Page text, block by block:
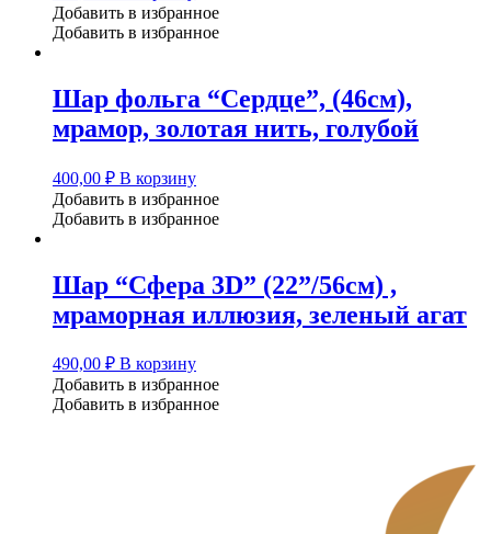
Добавить в избранное
Добавить в избранное
Шар фольга “Сердце”, (46см),
мрамор, золотая нить, голубой
400,00 ₽ В корзину
Добавить в избранное
Добавить в избранное
Шар “Сфера 3D” (22”/56см) ,
мраморная иллюзия, зеленый агат
490,00 ₽ В корзину
Добавить в избранное
Добавить в избранное